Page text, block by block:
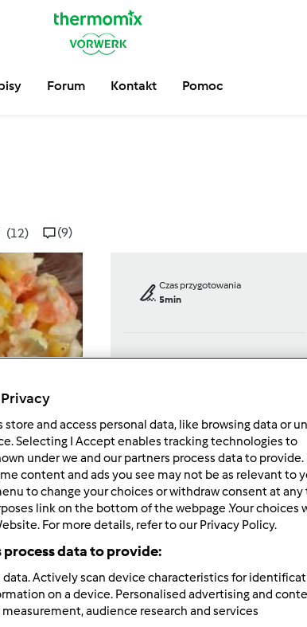
Forum Kontakt Pomoc
(12) (9)
Czas przygotowania
5min
porcja/porcje/porcji
4porcja/porcje/porcji
Poziom
store and access personal data, like browsing data or
Selecting I Accept enables tracking technologies to
under we and our partners process data to provide.
content and ads you see may not be as relevant to
to change your choices or withdraw consent at any
link on the bottom of the webpage .Your choices
For more details, refer to our Privacy Policy.
data to provide:
data. Actively scan device characteristics for
on a device. Personalised advertising and
audience research and services